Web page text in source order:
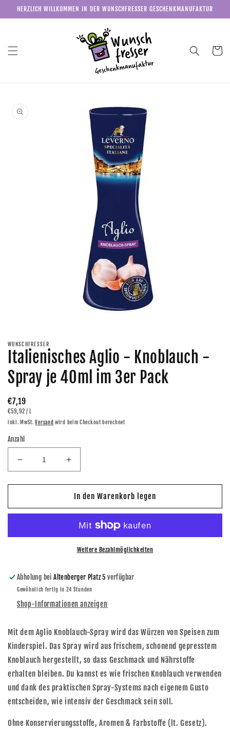
zum
Inhalt
HERZLICH WILLKOMMEN IN DER WUNSCHFRESSER GESCHENKMANUFAKTUR
Modal
öffnen
WUNSCHFRESSER
Italienisches Aglio - Knoblauch -
Spray je 40ml im 3er Pack
Normaler
Preis
€7,19
GRUNDPREIS
€59,92 / PRO
L
inkl. MwSt.Versand wird beim Checkout berechnet
Anzahl
Verringere
die
Menge
Italienisches
Knoblauch
je
40ml
im
3er
Erhöhe
die
Menge
für
Italienisches
Knoblauch
je
40ml
im
3er
In den Warenkorb legen
Weitere Bezahlmöglichkeiten
Abholung beiAltenberger Platz 5 verfügbar
Gewöhnlich fertig in 24 Stunden
Shop-Informationen anzeigen
Mit dem Aglio Knoblauch-Spray wird das Würzen von Speisen zum
Kinderspiel. Das Spray wird aus frischem, schonend gepresstem
Knoblauch hergestellt, so dass Geschmack und Nährstoffe
erhalten bleiben. Du kannst es wie frischen Knoblauch verwenden
und dank des praktischen Spray-Systems nach eigenem Gusto
entscheiden, wie intensiv der Geschmack sein soll.
Ohne Konservierungsstoffe, Aromen & Farbstoffe (lt. Gesetz).